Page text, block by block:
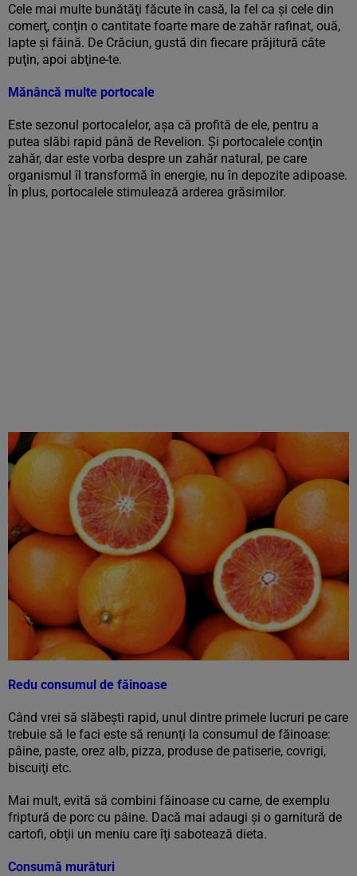
Cele mai multe bunătăţi făcute în casă, la fel ca şi cele din
comerţ, conţin o cantitate foarte mare de zahăr rafinat, ouă,
lapte şi făină. De Crăciun, gustă din fiecare prăjitură câte
puţin, apoi abţine-te.
Mănâncă multe portocale
Este sezonul portocalelor, aşa că profită de ele, pentru a
putea slăbi rapid până de Revelion. Şi portocalele conţin
zahăr, dar este vorba despre un zahăr natural, pe care
organismul îl transformă în energie, nu în depozite adipoase.
În plus, portocalele stimulează arderea grăsimilor.
Redu consumul de făinoase
Când vrei să slăbeşti rapid, unul dintre primele lucruri pe care
trebuie să le faci este să renunţi la consumul de făinoase:
pâine, paste, orez alb, pizza, produse de patiserie, covrigi,
biscuiţi etc.
Mai mult, evită să combini făinoase cu carne, de exemplu
friptură de porc cu pâine. Dacă mai adaugi şi o garnitură de
cartofi, obţii un meniu care îţi sabotează dieta.
Consumă murături